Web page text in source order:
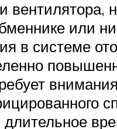
вентилятора,
или
в системе
длительное